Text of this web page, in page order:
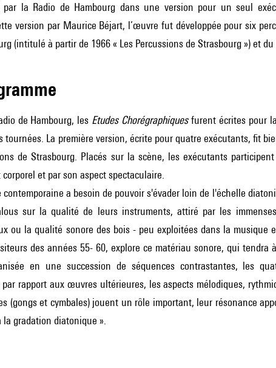
par la Radio de Hambourg dans une version pour un seul
version par Maurice Béjart, l’œuvre fut développée pour six
(intitulé à partir de 1966 « Les Percussions de Strasbourg ») et
de Hambourg, les Etudes Chorégraphiquesfurent écrites pour
tournées. La première version, écrite pour quatre exécutants, fit
de Strasbourg. Placés sur la scène, les exécutants
et par son aspect spectaculaire.
a besoin de pouvoir s'évader loin de l'échelle
sur la qualité de leurs instruments, attiré par les
ou la qualité sonore des bois - peu exploitées dans la musique
des années 55- 60, explore ce matériau sonore, qui
en une succession de séquences contrastantes, les
rapport aux œuvres ultérieures, les aspects mélodiques,
(gongs et cymbales) jouent un rôle important, leur résonance
gradation diatonique ».